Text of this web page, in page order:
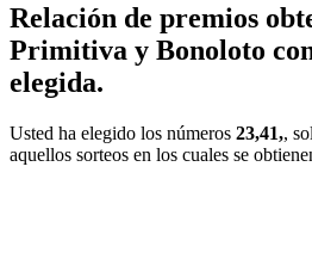
Relación de premios
Primitiva y Bonoloto
elegida.
Usted ha elegido los números 23,41,,
aquellos sorteos en los cuales se